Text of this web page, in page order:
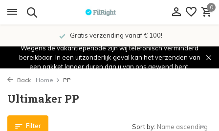
0
Gratis verzending vanaf € 100!
Wegens de vakantieperiode zijn wij telefonisch verminderd
bereikbaar. In een uitzonderlijk geval kan het verzenden van
een pakket langer duren dan u van ons gewend bent.
Back Home PP
Ultimaker PP
Filter Sort by: